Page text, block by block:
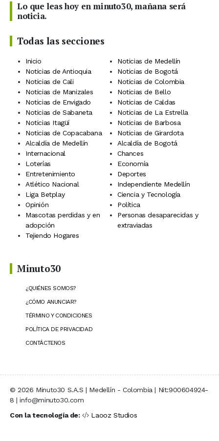
Lo que leas hoy en minuto30, mañana será
noticia.
Todas las secciones
Inicio
Noticias de Medellín
Noticias de Antioquia
Noticias de Bogotá
Noticias de Cali
Noticias de Colombia
Noticias de Manizales
Noticias de Bello
Noticias de Envigado
Noticias de Caldas
Noticias de Sabaneta
Noticias de La Estrella
Noticias Itagüí
Noticias de Barbosa
Noticias de Copacabana
Noticias de Girardota
Alcaldía de Medellín
Alcaldía de Bogotá
Internacional
Chances
Loterías
Economía
Entretenimiento
Deportes
Atlético Nacional
Independiente Medellín
Liga Betplay
Ciencia y Tecnología
Opinión
Política
Mascotas perdidas y en
adopción
Personas desaparecidas y
extraviadas
Tejiendo Hogares
Minuto30
¿QUIÉNES SOMOS?
¿CÓMO ANUNCIAR?
TÉRMINO Y CONDICIONES
POLÍTICA DE PRIVACIDAD
CONTÁCTENOS
© 2026 Minuto30 S.A.S | Medellín - Colombia | Nit:900604924-
8 | info@minuto30.com
Con la tecnología de:
Laooz Studios